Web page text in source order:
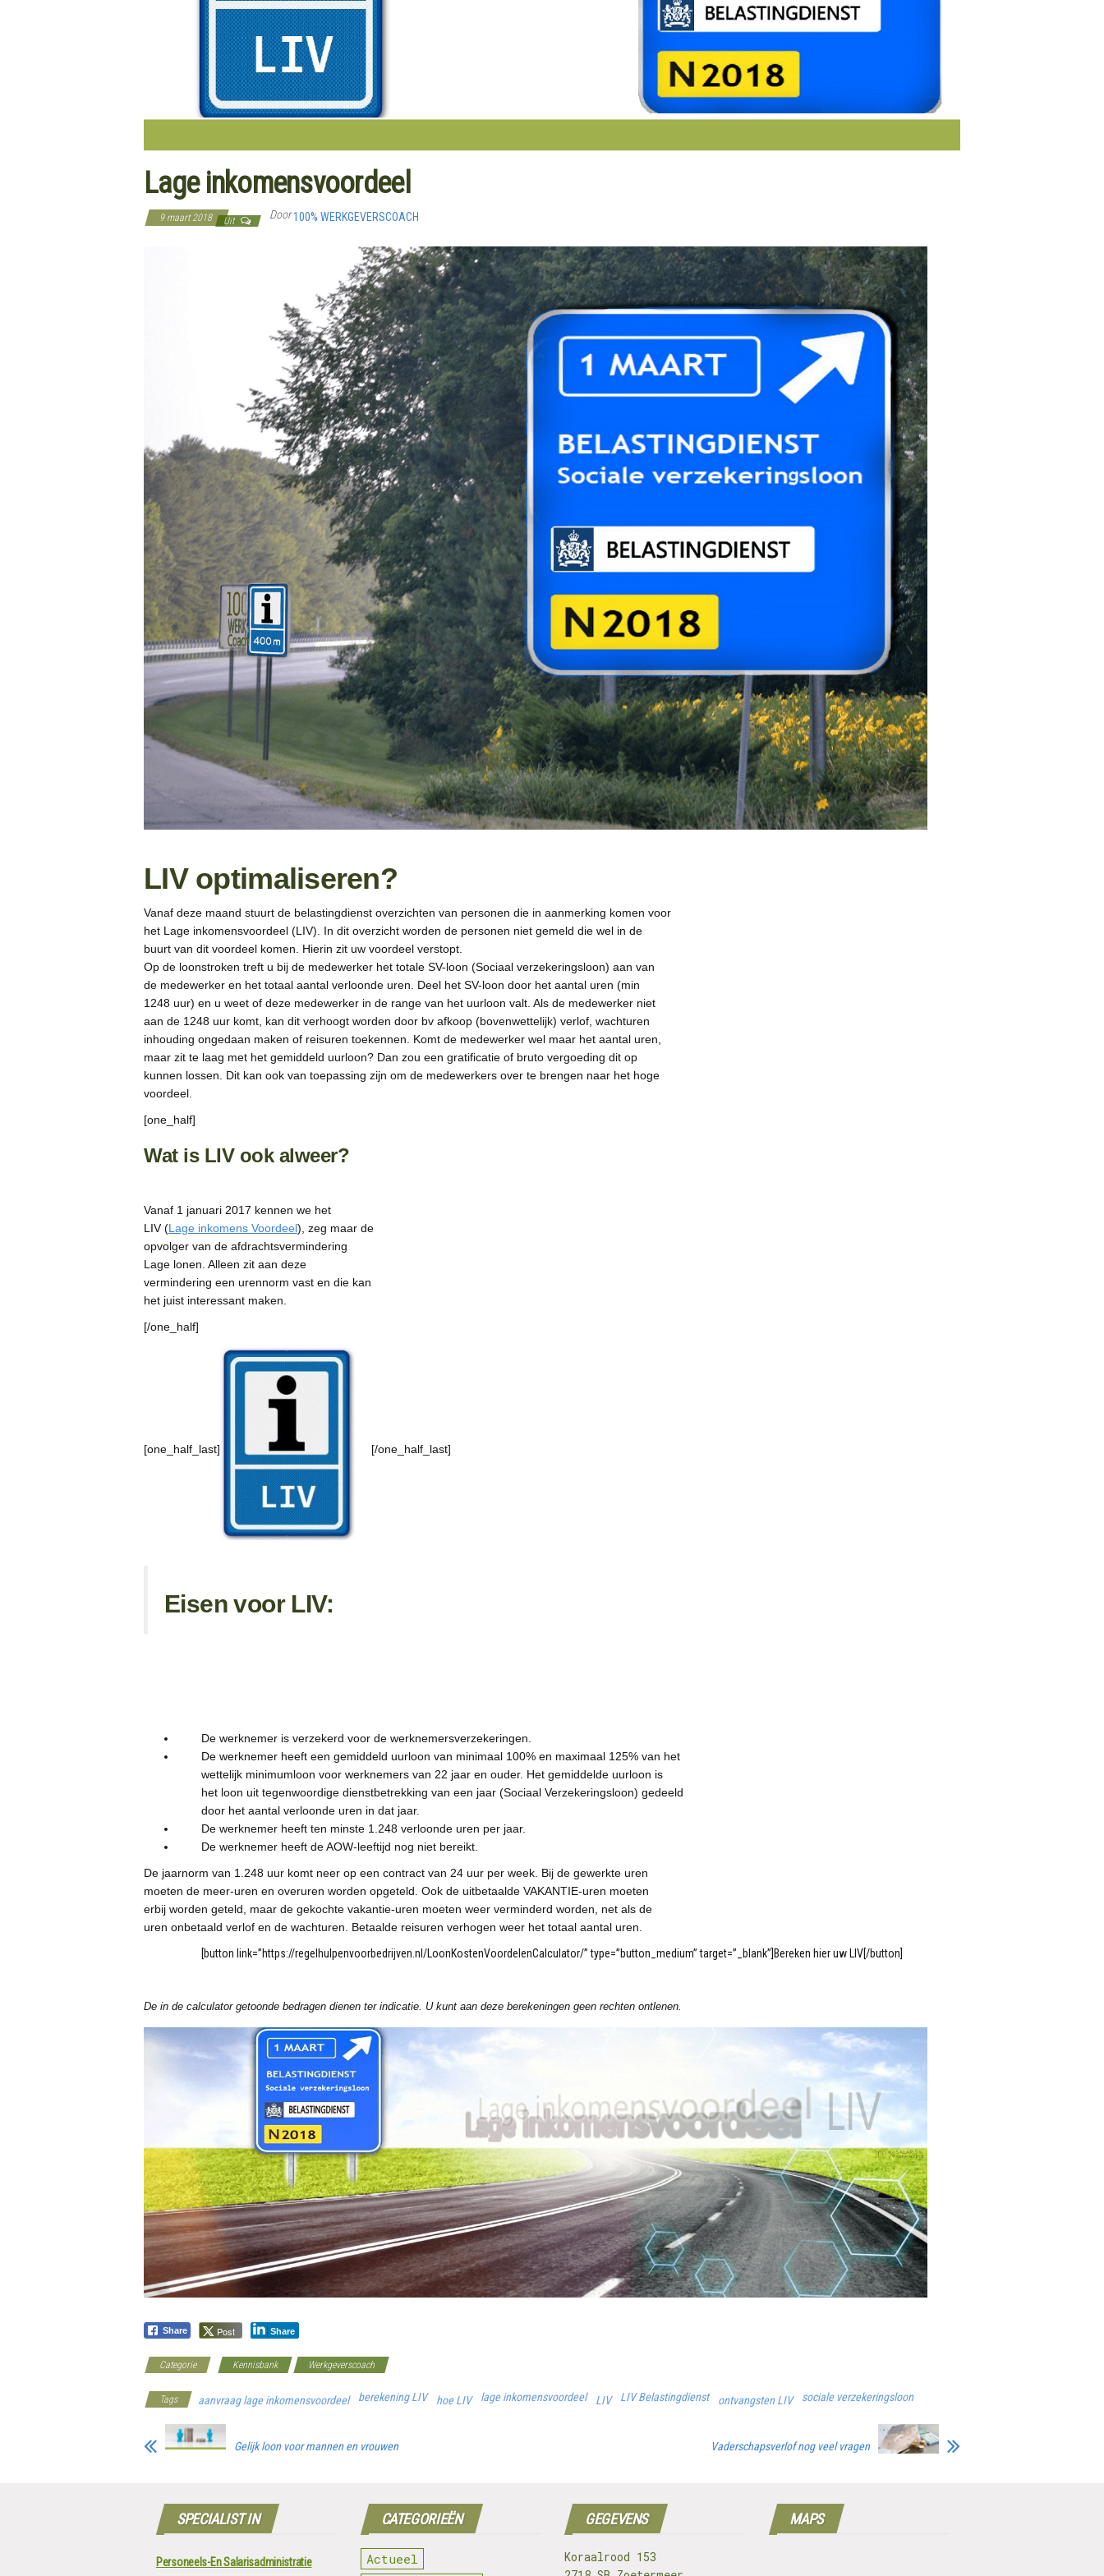
Lage inkomensvoordeel
9 maart 2018 Uit Door100% WERKGEVERSCOACH
LIV optimaliseren?
Vanaf deze maand stuurt de belastingdienst overzichten van personen die in aanmerking komen voor
het Lage inkomensvoordeel (LIV). In dit overzicht worden de personen niet gemeld die wel in de
buurt van dit voordeel komen. Hierin zit uw voordeel verstopt.
Op de loonstroken treft u bij de medewerker het totale SV-loon (Sociaal verzekeringsloon) aan van
de medewerker en het totaal aantal verloonde uren. Deel het SV-loon door het aantal uren (min
1248 uur) en u weet of deze medewerker in de range van het uurloon valt. Als de medewerker niet
aan de 1248 uur komt, kan dit verhoogt worden door bv afkoop (bovenwettelijk) verlof, wachturen
inhouding ongedaan maken of reisuren toekennen. Komt de medewerker wel maar het aantal uren,
maar zit te laag met het gemiddeld uurloon? Dan zou een gratificatie of bruto vergoeding dit op
kunnen lossen. Dit kan ook van toepassing zijn om de medewerkers over te brengen naar het hoge
voordeel.
[one_half]
Wat is LIV ook alweer?
Vanaf 1 januari 2017 kennen we het
LIV (Lage inkomens Voordeel), zeg maar de
opvolger van de afdrachtsvermindering
Lage lonen. Alleen zit aan deze
vermindering een urennorm vast en die kan
het juist interessant maken.
[/one_half]
[one_half_last] [/one_half_last]
Eisen voor LIV:
De werknemer is verzekerd voor de werknemersverzekeringen.
De werknemer heeft een gemiddeld uurloon van minimaal 100% en maximaal 125% van het
wettelijk minimumloon voor werknemers van 22 jaar en ouder. Het gemiddelde uurloon is
het loon uit tegenwoordige dienstbetrekking van een jaar (Sociaal Verzekeringsloon) gedeeld
door het aantal verloonde uren in dat jaar.
De werknemer heeft ten minste 1.248 verloonde uren per jaar.
De werknemer heeft de AOW-leeftijd nog niet bereikt.
De jaarnorm van 1.248 uur komt neer op een contract van 24 uur per week. Bij de gewerkte uren
moeten de meer-uren en overuren worden opgeteld. Ook de uitbetaalde VAKANTIE-uren moeten
erbij worden geteld, maar de gekochte vakantie-uren moeten weer verminderd worden, net als de
uren onbetaald verlof en de wachturen. Betaalde reisuren verhogen weer het totaal aantal uren.
[button link=”https://regelhulpenvoorbedrijven.nl/LoonKostenVoordelenCalculator/” type=”button_medium” target=”_blank”]Bereken hier uw LIV[/button]
De in de calculator getoonde bedragen dienen ter indicatie. U kunt aan deze berekeningen geen rechten ontlenen.
Share Post Share
Categorie Kennisbank Werkgeverscoach
Tags aanvraag lage inkomensvoordeel berekening LIV hoe LIV lage inkomensvoordeel LIV LIV Belastingdienst ontvangsten LIV sociale verzekeringsloon
Gelijk loon voor mannen en vrouwen Vaderschapsverlof nog veel vragen
SPECIALIST IN
Personeels-En Salarisadministratie
CATEGORIEËN
Actueel
GEGEVENS
Koraalrood 153
MAPS